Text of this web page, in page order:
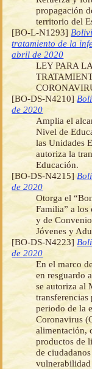
propagación
territorio del
[BO-L-N1293]
tratamiento de la
abril de 2020
LEY PARA
[BO-DS-N4210]
de 2020
Amplia el
Nivel de
las Unidades
autoriza la
Educación.
[BO-DS-N4215]
de 2020
Otorga el
Familia” a los
y de
Jóvenes y
[BO-DS-N4223]
de 2020
En el marco
en resguardo
se autoriza al
periodo de la
Coronavirus
alimentación,
productos de
de